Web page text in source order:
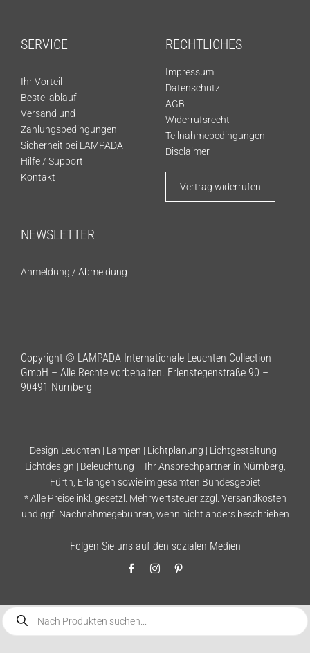
SERVICE
Ihr Vorteil
Bestellablauf
Versand und
Zahlungsbedingungen
Sicherheit bei LAMPADA
Hilfe / Support
Kontakt
RECHTLICHES
Impressum
Datenschutz
AGB
Widerrufsrecht
Teilnahmebedingungen
Disclaimer
Vertrag widerrufen
NEWSLETTER
Anmeldung / Abmeldung
Copyright © LAMPADA Internationale Leuchten Collection
GmbH – Alle Rechte vorbehalten. Erlenstegenstraße 90 –
90491 Nürnberg
Design Leuchten | Lampen | Lichtplanung | Lichtgestaltung |
Lichtdesign | Beleuchtung – Ihr Ansprechpartner in Nürnberg,
Fürth, Erlangen sowie im gesamten Bundesgebiet
* Alle Preise inkl. gesetzl. Mehrwertsteuer zzgl. Versandkosten
und ggf. Nachnahmegebühren, wenn nicht anders beschrieben
Folgen Sie uns auf den sozialen Medien
Products
search